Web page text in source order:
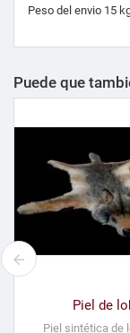
Peso del envio 15
Puede que
Piel de
Piel sintética de